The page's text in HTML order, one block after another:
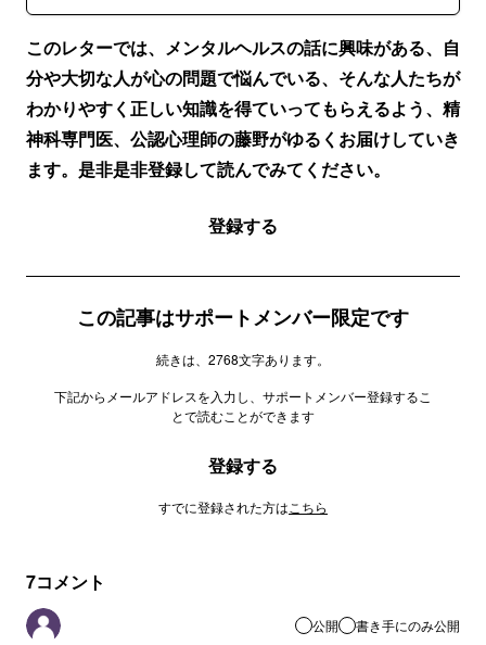
このレターでは、メンタルヘルスの話に興味がある、自
分や大切な人が心の問題で悩んでいる、そんな人たちが
わかりやすく正しい知識を得ていってもらえるよう、精
神科専門医、公認心理師の藤野がゆるくお届けしていき
ます。是非是非登録して読んでみてください。
登録する
この記事はサポートメンバー限定です
続きは、2768文字あります。
下記からメールアドレスを入力し、サポートメンバー登録するこ
とで読むことができます
登録する
すでに登録された方は こちら
7コメント
公開 書き手にのみ公開